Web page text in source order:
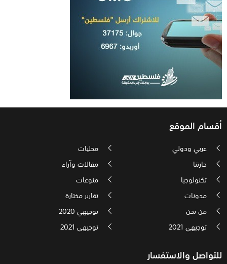
أقسام الموقع
عربي ودولي
محليات
حارتنا
مقالات وآراء
تكنولوجيا
منوعات
مدونات
تقارير مختارة
من نحن
توجيهي 2020
توجيهي 2021
توجيهي 2021
للتواصل والاستفسار